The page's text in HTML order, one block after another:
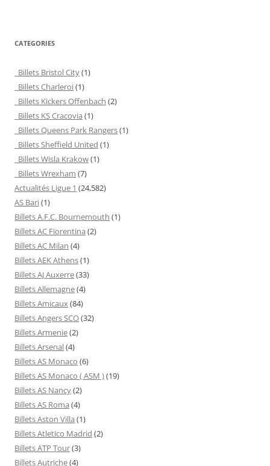
CATEGORIES
Billets Bristol City(1)
Billets Charleroi(1)
Billets Kickers Offenbach (2)
Billets KS Cracovia (1)
Billets Queens Park Rangers(1)
Billets Sheffield United (1)
Billets Wisla Krakow(1)
Billets Wrexham (7)
Actualités Ligue 1 (24,582)
AS Bari(1)
Billets A.F.C. Bournemouth (1)
Billets AC Fiorentina (2)
Billets AC Milan (4)
Billets AEK Athens(1)
Billets AJ Auxerre(33)
Billets Allemagne(4)
Billets Amicaux(84)
Billets Angers SCO(32)
Billets Armenie(2)
Billets Arsenal(4)
Billets AS Monaco (6)
Billets AS Monaco ( ASM )(19)
Billets AS Nancy(2)
Billets AS Roma (4)
Billets Aston Villa (1)
Billets Atletico Madrid (2)
Billets ATP Tour(3)
Billets Autriche(4)